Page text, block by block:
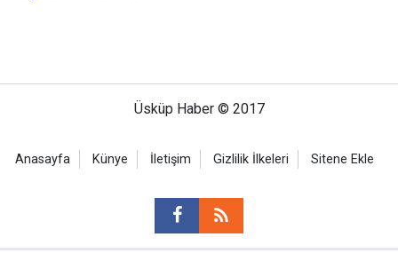
Üsküp Haber © 2017
Anasayfa Künye İletişim Gizlilik İlkeleri Sitene Ekle